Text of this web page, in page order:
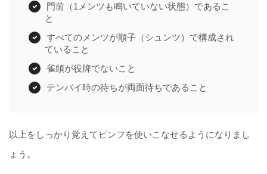
門前（1メンツも鳴いていない状態）であるこ
と
すべてのメンツが順子（シュンツ）で構成され
ていること
雀頭が役牌でないこと
テンパイ時の待ちが両面待ちであること
以上をしっかり覚えてピンフを使いこなせるようになりまし
ょう。